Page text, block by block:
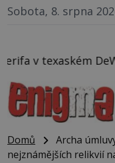
Sobota, 8. srpna
County pořizuje
Domů
Archa
nejznámějších relikvií